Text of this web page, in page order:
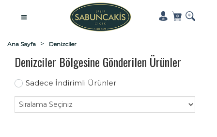
Ana Sayfa Denizciler
Denizciler Bölgesine Gönderilen Ürünler
Sadece İndirimli Ürünler